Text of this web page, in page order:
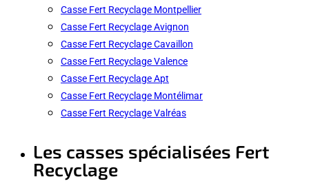
Casse Fert Recyclage Montpellier
Casse Fert Recyclage Avignon
Casse Fert Recyclage Cavaillon
Casse Fert Recyclage Valence
Casse Fert Recyclage Apt
Casse Fert Recyclage Montélimar
Casse Fert Recyclage Valréas
Les casses spécialisées Fert
Recyclage